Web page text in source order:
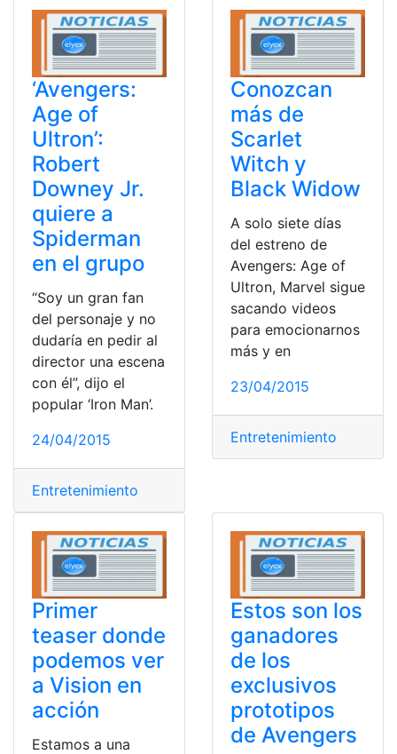
‘Avengers:
Age of
Ultron’:
Robert
Downey Jr.
quiere a
Spiderman
en el grupo
“Soy un gran fan
del personaje y no
dudaría en pedir al
director una escena
con él”, dijo el
popular ‘Iron Man’.
24/04/2015
Entretenimiento
Conozcan
más de
Scarlet
Witch y
Black Widow
A solo siete días
del estreno de
Avengers: Age of
Ultron, Marvel sigue
sacando videos
para emocionarnos
más y en
23/04/2015
Entretenimiento
Primer
teaser donde
podemos ver
a Vision en
acción
Estamos a una
Estos son los
ganadores
de los
exclusivos
prototipos
de Avengers